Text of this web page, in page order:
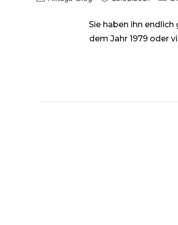
Sie haben ihn
dem Jahr 1979 oder